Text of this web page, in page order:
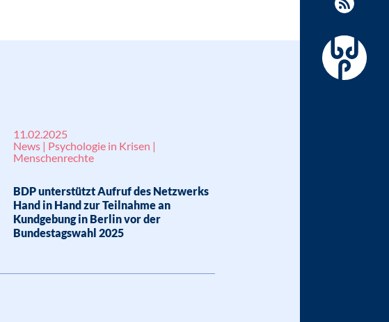
11.02.2025
News | Psychologie in Krisen |
Menschenrechte
BDP unterstützt Aufruf des Netzwerks
Hand in Hand zur Teilnahme an
Kundgebung in Berlin vor der
Bundestagswahl 2025